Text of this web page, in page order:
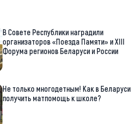
В Совете Республики наградили
организаторов «Поезда Памяти» и XIII
Форума регионов Беларуси и России
Не только многодетным! Как в Беларуси
получить матпомощь к школе?